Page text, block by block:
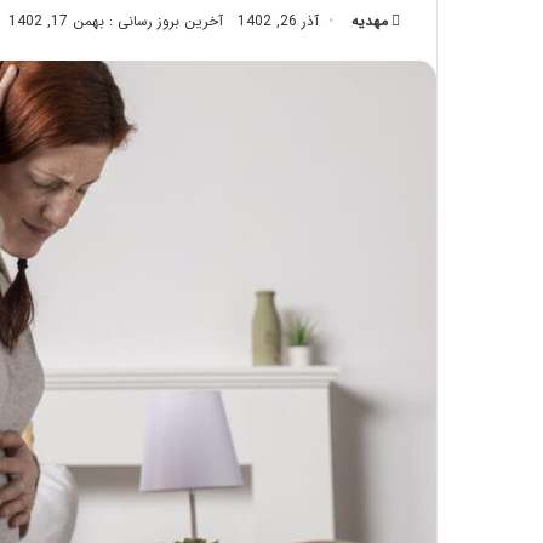
مهدیه آذر 26, 1402 آخرین بروز رسانی : بهمن 17, 1402